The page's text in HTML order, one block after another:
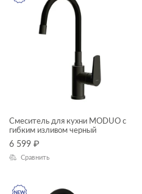
CORNER
CREA
FLAVIS
Смеситель для кухни MODUO с
гибким изливом черный
6 599 ₽
Сравнить